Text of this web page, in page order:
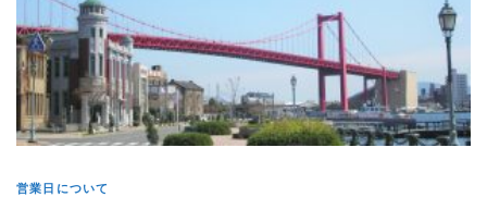
営業日について